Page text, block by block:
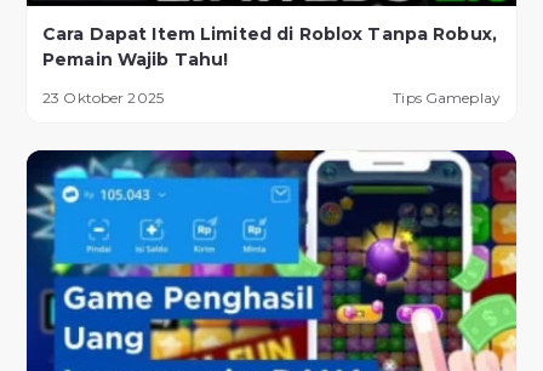
Cara Dapat Item Limited di Roblox Tanpa Robux,
Pemain Wajib Tahu!
23 Oktober 2025 Tips Gameplay